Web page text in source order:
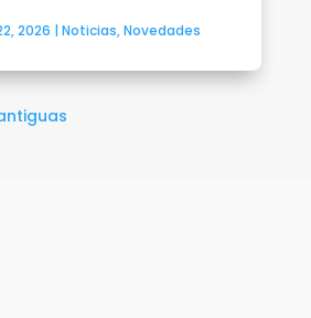
2026 | Noticias,Novedades